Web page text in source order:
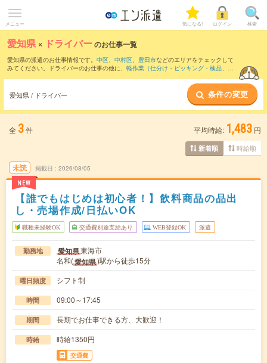
メニュー 気になる! ログイン 検索
愛知県 × ドライバーのお仕事一覧
愛知県の派遣のお仕事情報です。 中区、 中村区、 豊田市などのエリアをチェックして
みてください。ドライバーのお仕事の他に、 軽作業（仕分け・ピッキング・検品、商
などのこだわり条件で絞り込んでいただ
けます。職種辞典：ドライバーのお仕事とは？とは？
愛知県 / ドライバー 条件の変更
全 3件 平均時給: 1,483 円
新着順 時給順
未読
NEW
掲載日 2026/08/05
【誰でもはじめは初心者！】飲料商品の品出
し・売場作成/日払いOK
職種未経験OK 交通費別途支給あり WEB登録OK 派遣
勤務地 愛知県東海市
名和(愛知県)駅から徒歩15分
曜日頻度 シフト制
時間 09:00～17:45
期間 長期でお仕事できる方、大歓迎！
時給 時給1350円
交通費